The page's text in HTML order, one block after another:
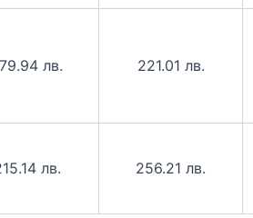
лв. 221.01 лв.
лв. 256.21 лв.